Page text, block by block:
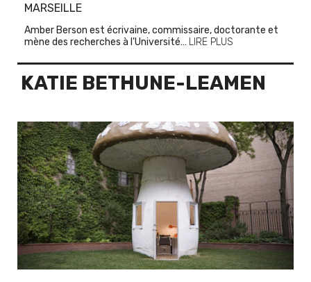
MARSEILLE
Amber Berson est écrivaine, commissaire, doctorante et
mène des recherches à l'Université… LIRE PLUS
KATIE BETHUNE-LEAMEN